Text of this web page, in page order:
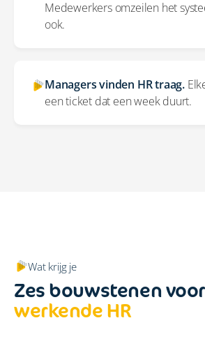
Medewerkers omzeilen het
ook.
Managers vinden HR traag.
een ticket dat een week duurt.
Wat krijg je
Zes bouwstenen voor
werkende HR